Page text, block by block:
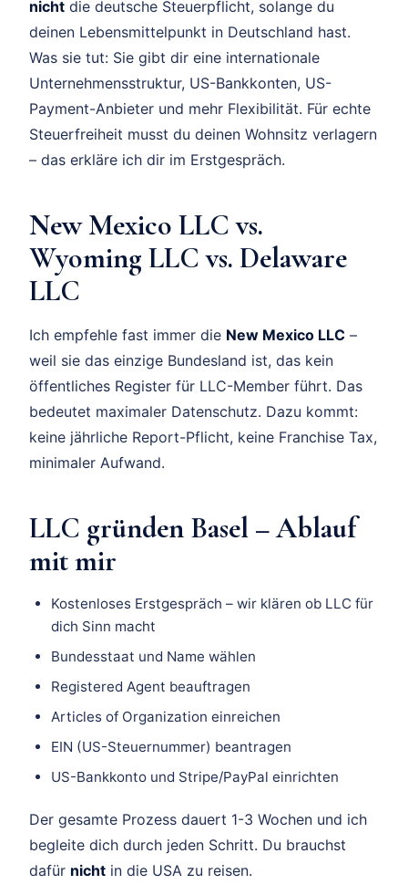
nicht die deutsche Steuerpflicht, solange du
deinen Lebensmittelpunkt in Deutschland hast.
Was sie tut: Sie gibt dir eine internationale
Unternehmensstruktur, US-Bankkonten, US-
Payment-Anbieter und mehr Flexibilität. Für echte
Steuerfreiheit musst du deinen Wohnsitz verlagern
– das erkläre ich dir im Erstgespräch.
New Mexico LLC vs.
Wyoming LLC vs. Delaware
LLC
Ich empfehle fast immer die New Mexico LLC –
weil sie das einzige Bundesland ist, das kein
öffentliches Register für LLC-Member führt. Das
bedeutet maximaler Datenschutz. Dazu kommt:
keine jährliche Report-Pflicht, keine Franchise Tax,
minimaler Aufwand.
LLC gründen Basel – Ablauf
mit mir
Kostenloses Erstgespräch – wir klären ob LLC für
dich Sinn macht
Bundesstaat und Name wählen
Registered Agent beauftragen
Articles of Organization einreichen
EIN (US-Steuernummer) beantragen
US-Bankkonto und Stripe/PayPal einrichten
Der gesamte Prozess dauert 1-3 Wochen und ich
begleite dich durch jeden Schritt. Du brauchst
dafür nicht in die USA zu reisen.